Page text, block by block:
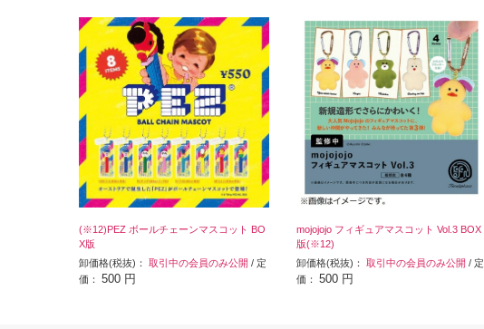
(※12)PEZ ボールチェーンマスコット BO
X版
卸価格(税抜)： 取引中の会員のみ公開 / 定
価： 500 円
mojojojo フィギュアマスコット Vol.3 BOX
版(※12)
卸価格(税抜)： 取引中の会員のみ公開 / 定
価： 500 円